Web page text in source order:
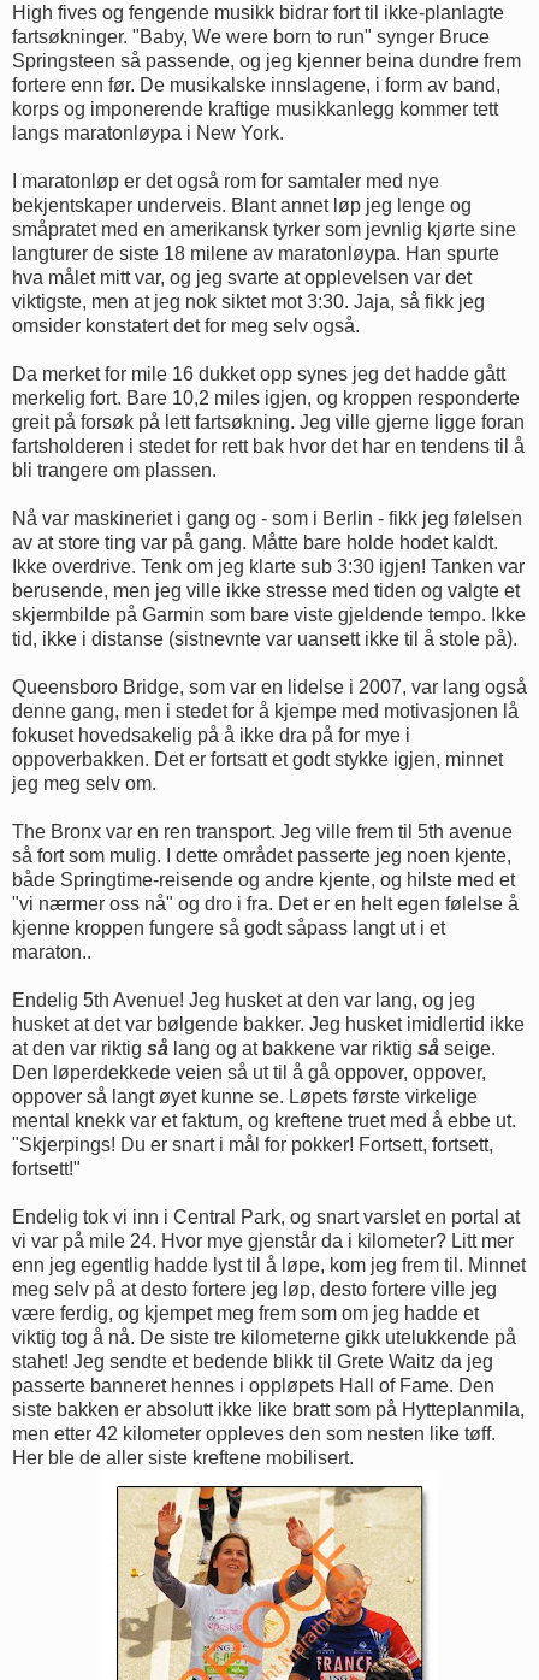
High fives og fengende musikk bidrar fort til ikke-planlagte
fartsøkninger. "Baby, We were born to run" synger Bruce
Springsteen så passende, og jeg kjenner beina dundre frem
fortere enn før. De musikalske innslagene, i form av band,
korps og imponerende kraftige musikkanlegg kommer tett
langs maratonløypa i New York.
I maratonløp er det også rom for samtaler med nye
bekjentskaper underveis. Blant annet løp jeg lenge og
småpratet med en amerikansk tyrker som jevnlig kjørte sine
langturer de siste 18 milene av maratonløypa. Han spurte
hva målet mitt var, og jeg svarte at opplevelsen var det
viktigste, men at jeg nok siktet mot 3:30. Jaja, så fikk jeg
omsider konstatert det for meg selv også.
Da merket for mile 16 dukket opp synes jeg det hadde gått
merkelig fort. Bare 10,2 miles igjen, og kroppen responderte
greit på forsøk på lett fartsøkning. Jeg ville gjerne ligge foran
fartsholderen i stedet for rett bak hvor det har en tendens til å
bli trangere om plassen.
Nå var maskineriet i gang og - som i Berlin - fikk jeg følelsen
av at store ting var på gang. Måtte bare holde hodet kaldt.
Ikke overdrive. Tenk om jeg klarte sub 3:30 igjen! Tanken var
berusende, men jeg ville ikke stresse med tiden og valgte et
skjermbilde på Garmin som bare viste gjeldende tempo. Ikke
tid, ikke i distanse (sistnevnte var uansett ikke til å stole på).
Queensboro Bridge, som var en lidelse i 2007, var lang også
denne gang, men i stedet for å kjempe med motivasjonen lå
fokuset hovedsakelig på å ikke dra på for mye i
oppoverbakken. Det er fortsatt et godt stykke igjen, minnet
jeg meg selv om.
The Bronx var en ren transport. Jeg ville frem til 5th avenue
så fort som mulig. I dette området passerte jeg noen kjente,
både Springtime-reisende og andre kjente, og hilste med et
"vi nærmer oss nå" og dro i fra. Det er en helt egen følelse å
kjenne kroppen fungere så godt såpass langt ut i et
maraton..
Endelig 5th Avenue! Jeg husket at den var lang, og jeg
husket at det var bølgende bakker. Jeg husket imidlertid ikke
at den var riktig så lang og at bakkene var riktig så seige.
Den løperdekkede veien så ut til å gå oppover, oppover,
oppover så langt øyet kunne se. Løpets første virkelige
mental knekk var et faktum, og kreftene truet med å ebbe ut.
"Skjerpings! Du er snart i mål for pokker! Fortsett, fortsett,
fortsett!"
Endelig tok vi inn i Central Park, og snart varslet en portal at
vi var på mile 24. Hvor mye gjenstår da i kilometer? Litt mer
enn jeg egentlig hadde lyst til å løpe, kom jeg frem til. Minnet
meg selv på at desto fortere jeg løp, desto fortere ville jeg
være ferdig, og kjempet meg frem som om jeg hadde et
viktig tog å nå. De siste tre kilometerne gikk utelukkende på
stahet! Jeg sendte et bedende blikk til Grete Waitz da jeg
passerte banneret hennes i oppløpets Hall of Fame. Den
siste bakken er absolutt ikke like bratt som på Hytteplanmila,
men etter 42 kilometer oppleves den som nesten like tøff.
Her ble de aller siste kreftene mobilisert.